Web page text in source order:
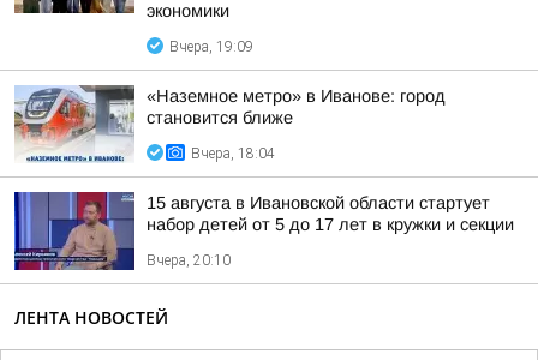
экономики
Вчера, 19:09
«Наземное метро» в Иванове: город
становится ближе
Вчера, 18:04
15 августа в Ивановской области стартует
набор детей от 5 до 17 лет в кружки и секции
Вчера, 20:10
ЛЕНТА НОВОСТЕЙ